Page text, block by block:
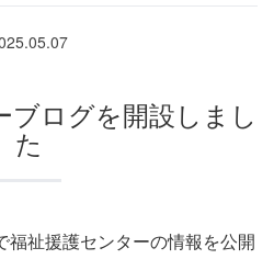
ブログを開設しまし
た
福祉援護センターの情報を公開